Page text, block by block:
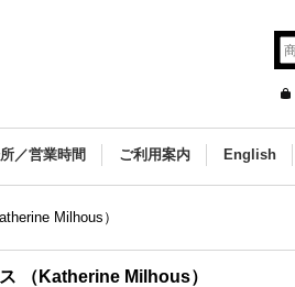
／営業時間 ご利用案内 English
Milhous）
（Katherine Milhous）